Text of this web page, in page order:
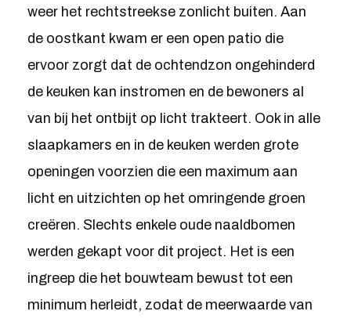
weer het rechtstreekse zonlicht buiten. Aan
de oostkant kwam er een open patio die
ervoor zorgt dat de ochtendzon ongehinderd
de keuken kan instromen en de bewoners al
van bij het ontbijt op licht trakteert. Ook in alle
slaapkamers en in de keuken werden grote
openingen voorzien die een maximum aan
licht en uitzichten op het omringende groen
creëren. Slechts enkele oude naaldbomen
werden gekapt voor dit project. Het is een
ingreep die het bouwteam bewust tot een
minimum herleidt, zodat de meerwaarde van